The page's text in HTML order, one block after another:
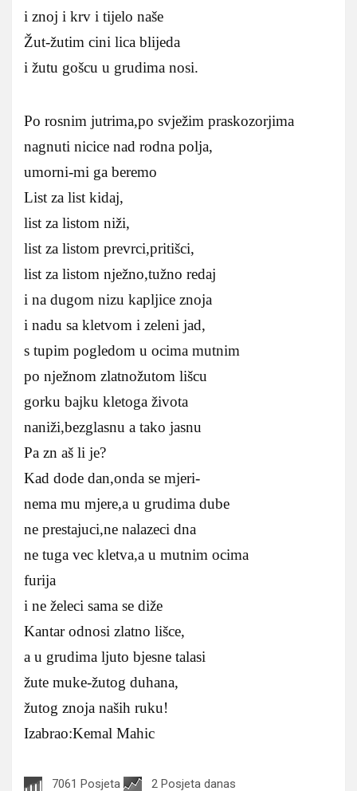
i znoj i krv i tijelo naše
Žut-žutim cini lica blijeda
i žutu gošcu u grudima nosi.
Po rosnim jutrima,po svježim praskozorjima
nagnuti nicice nad rodna polja,
umorni-mi ga beremo
List za list kidaj,
list za listom niži,
list za listom prevrci,pritišci,
list za listom nježno,tužno redaj
i na dugom nizu kapljice znoja
i nadu sa kletvom i zeleni jad,
s tupim pogledom u ocima mutnim
po nježnom zlatnožutom lišcu
gorku bajku kletoga života
naniži,bezglasnu a tako jasnu
Pa zn aš li je?
Kad dode dan,onda se mjeri-
nema mu mjere,a u grudima dube
ne prestajuci,ne nalazeci dna
ne tuga vec kletva,a u mutnim ocima
furija
i ne želeci sama se diže
Kantar odnosi zlatno lišce,
a u grudima ljuto bjesne talasi
žute muke-žutog duhana,
žutog znoja naših ruku!
Izabrao:Kemal Mahic
7061 Posjeta 2 Posjeta danas